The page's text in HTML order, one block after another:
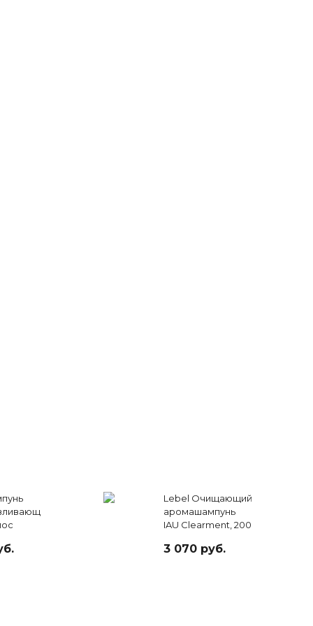
Lebel Очищающий
аромашампунь
IAU Clearment, 200
3 070 руб.